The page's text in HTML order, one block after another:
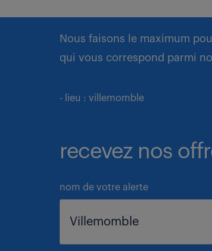
Nous faisons le maximum
qui vous correspond parmi
- lieu : villemomble
recevez nos
nom de votre alerte